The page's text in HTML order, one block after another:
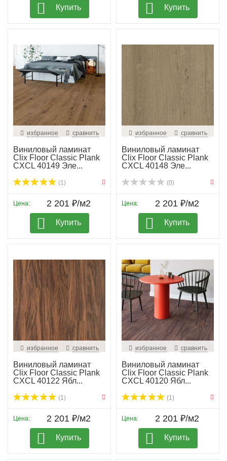
Купить Купить
избранное сравнить
Виниловый ламинат
Clix Floor Classic Plank
CXCL 40149 Эле...
(1)
Цена: 2 201 ₽/м2
Купить
избранное сравнить
Виниловый ламинат
Clix Floor Classic Plank
CXCL 40148 Эле...
(0)
Цена: 2 201 ₽/м2
Купить
избранное сравнить
Виниловый ламинат
Clix Floor Classic Plank
CXCL 40122 Ябл...
(1)
Цена: 2 201 ₽/м2
Купить
избранное сравнить
Виниловый ламинат
Clix Floor Classic Plank
CXCL 40120 Ябл...
(1)
Цена: 2 201 ₽/м2
Купить